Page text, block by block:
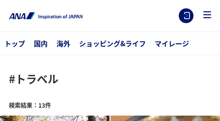
トップ 国内 海外 ショッピング&ライフ マイレージ
#トラベル
検索結果：13件